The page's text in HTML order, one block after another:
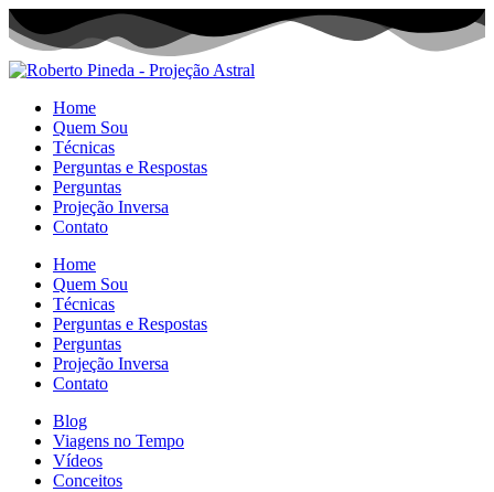
Home
Quem Sou
Técnicas
Perguntas e Respostas
Perguntas
Projeção Inversa
Contato
Home
Quem Sou
Técnicas
Perguntas e Respostas
Perguntas
Projeção Inversa
Contato
Blog
Viagens no Tempo
Vídeos
Conceitos